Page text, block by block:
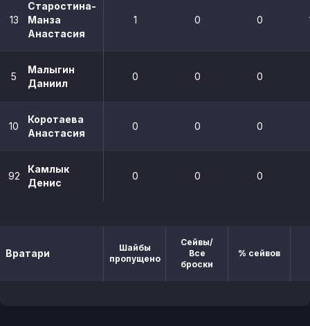
13
Старостина-
Манза
Анастасия
1 0 0
5
Малыгин
Даниил
0 0 0
10
Коротаева
Анастасия
0 0 0
92
Камлык
Денис
0 0 0
Вратари
Шайбы
пропущено
Сейвы/
Все
броски
% сейвов